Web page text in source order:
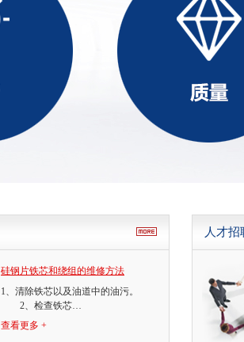
ED、XD、SD型铁芯
硅钢片铁芯和绕组的维修方法
1、清除铁芯以及油道中的油污。
2、检查铁芯…
查看更多 +
人才招